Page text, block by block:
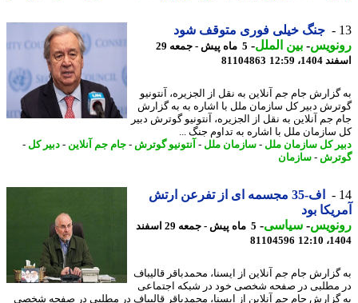
جنگ خیلی فوری متوقف شود
-بین الملل-
5 ماه پیش - جمعه 29
12:59
81104863
جام جم آنلاین به نقل از الجزیره، آنتونیو
دبیر کل سازمان ملل با اشاره به به گزارش
جم آنلاین به نقل از الجزیره، آنتونیو گوترش دبیر
ملل با اشاره به تداوم جنگ ...
کل سازمان ملل -سازمان ملل -آنتونیو گوترش-جام جم آنلاین-دبیر کل-
-سازمان
اف-35 مجسمه ای از تفرعن ارتش
بود
-سیاسی-
5 ماه پیش - جمعه 29 اسفند
81104596
جام جم آنلاین از ایسنا، محمدباقر قالیباف
در صفحه شخصی خود در شبکه اجتماعی
جام جم آنلاین از ایسنا، محمدباقر قالیباف در مطلبی در صفحه شخصی